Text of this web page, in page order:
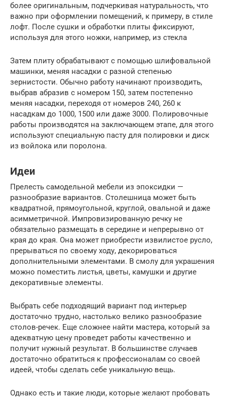
более оригинальным, подчеркивая натуральность, что
важно при оформлении помещений, к примеру, в стиле
лофт. После сушки и обработки плиты фиксируют,
используя для этого ножки, например, из стекла
Затем плиту обрабатывают с помощью шлифовальной
машинки, меняя насадки с разной степенью
зернистости. Обычно работу начинают производить,
выбрав абразив с номером 150, затем постепенно
меняя насадки, переходя от номеров 240, 260 к
насадкам до 1000, 1500 или даже 3000. Полировочные
работы производятся на заключающем этапе, для этого
используют специальную пасту для полировки и диск
из войлока или поролона.
Идеи
Прелесть самодельной мебели из эпоксидки —
разнообразие вариантов. Столешница может быть
квадратной, прямоугольной, круглой, овальной и даже
асимметричной. Импровизированную речку не
обязательно размещать в середине и непрерывно от
края до края. Она может приобрести извилистое русло,
прерываться по своему ходу, декорироваться
дополнительными элементами. В смолу для украшения
можно поместить листья, цветы, камушки и другие
декоративные элементы.
Выбрать себе подходящий вариант под интерьер
достаточно трудно, настолько велико разнообразие
столов-речек. Еще сложнее найти мастера, который за
адекватную цену проведет работы качественно и
получит нужный результат. В большинстве случаев
достаточно обратиться к профессионалам со своей
идеей, чтобы сделать себе уникальную вещь.
Однако есть и такие люди, которые желают пробовать